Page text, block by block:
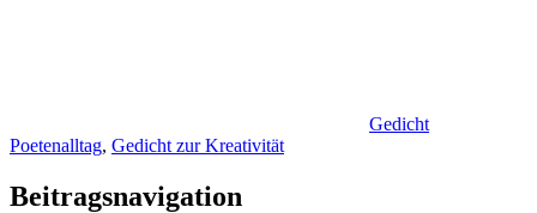
Gedicht
Poetenalltag, Gedicht zur Kreativität
Beitragsnavigation